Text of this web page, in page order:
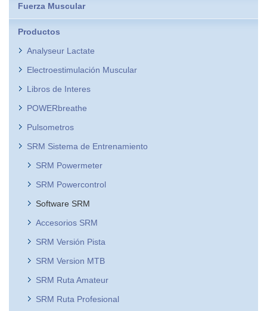
Fuerza Muscular
Productos
Analyseur Lactate
Electroestimulación Muscular
Libros de Interes
POWERbreathe
Pulsometros
SRM Sistema de Entrenamiento
SRM Powermeter
SRM Powercontrol
Software SRM
Accesorios SRM
SRM Versión Pista
SRM Version MTB
SRM Ruta Amateur
SRM Ruta Profesional